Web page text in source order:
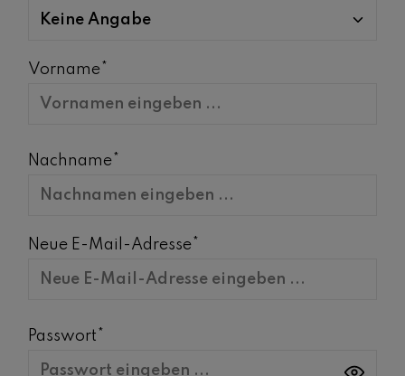
Vorname*
Nachname*
Neue E-Mail-Adresse*
Passwort*